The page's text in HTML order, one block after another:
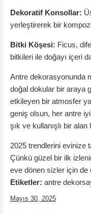
Dekoratif Konsollar:
yerleştirerek bir
Bitki Köşesi: Ficus,
bitkileri ile doğayı içeri
Antre dekorasyonunda
doğal dokular bir araya
etkileyen bir atmosfer
geniş olsun, her antre
şık ve kullanışlı bir alan
2025 trendlerini evinize
Çünkü güzel bir ilk
eve dönen sizler için de
Etiketler: antre
Mayıs 30, 2025